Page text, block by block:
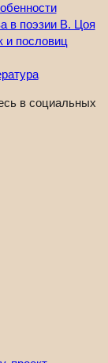
в поэзии В. Цоя
и пословиц
в социальных